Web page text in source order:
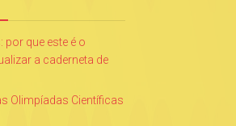
por que este é o
a caderneta de
Olimpíadas Científicas